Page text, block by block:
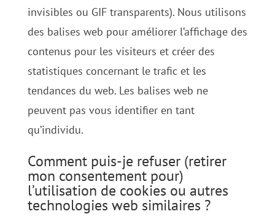
invisibles ou GIF transparents). Nous utilisons
des balises web pour améliorer l’affichage des
contenus pour les visiteurs et créer des
statistiques concernant le trafic et les
tendances du web. Les balises web ne
peuvent pas vous identifier en tant
qu’individu.
Comment puis-je refuser (retirer
mon consentement pour)
l’utilisation de cookies ou autres
technologies web similaires ?